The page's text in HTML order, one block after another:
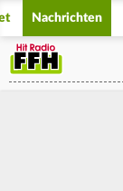
Nachrichten